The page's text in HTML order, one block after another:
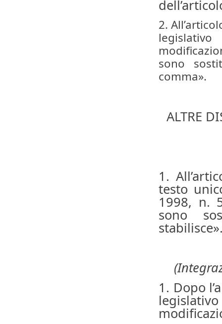
2.
sono
comma».
ALTRE
1.
testo
1998, n.
sono
1. Dopo